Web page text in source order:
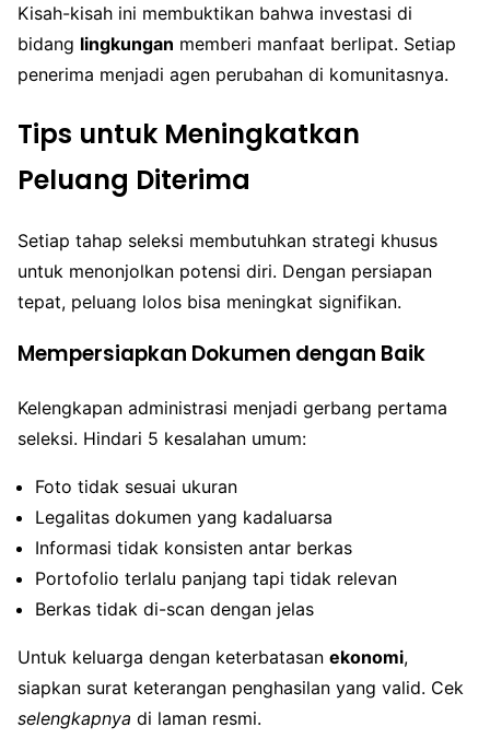
Kisah-kisah ini membuktikan bahwa investasi di
bidang lingkungan memberi manfaat berlipat. Setiap
penerima menjadi agen perubahan di komunitasnya.
Tips untuk Meningkatkan
Peluang Diterima
Setiap tahap seleksi membutuhkan strategi khusus
untuk menonjolkan potensi diri. Dengan persiapan
tepat, peluang lolos bisa meningkat signifikan.
Mempersiapkan Dokumen dengan Baik
Kelengkapan administrasi menjadi gerbang pertama
seleksi. Hindari 5 kesalahan umum:
Foto tidak sesuai ukuran
Legalitas dokumen yang kadaluarsa
Informasi tidak konsisten antar berkas
Portofolio terlalu panjang tapi tidak relevan
Berkas tidak di-scan dengan jelas
Untuk keluarga dengan keterbatasan ekonomi,
siapkan surat keterangan penghasilan yang valid. Cek
selengkapnya di laman resmi.